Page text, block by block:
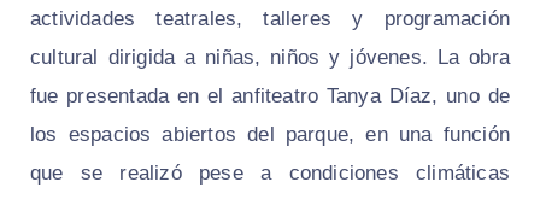
actividades teatrales, talleres y programación
cultural dirigida a niñas, niños y jóvenes. La obra
fue presentada en el anfiteatro Tanya Díaz, uno de
los espacios abiertos del parque, en una función
que se realizó pese a condiciones climáticas